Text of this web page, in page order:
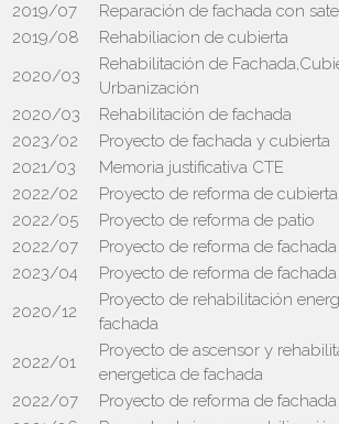
2019/07
Reparación de fachada con sate
2019/08
Rehabiliacion de cubierta
2020/03
Rehabilitación de
Urbanización
2020/03
Rehabilitación de fachada
2023/02
Proyecto de fachada y cubierta
2021/03
Memoria justificativa CTE
2022/02
Proyecto de reforma de cubierta
2022/05
Proyecto de reforma de patio
2022/07
Proyecto de reforma de fachada
2023/04
Proyecto de reforma de fachada
2020/12
Proyecto de rehabilitación
fachada
2022/01
Proyecto de ascensor y
energetica de fachada
2022/07
Proyecto de reforma de